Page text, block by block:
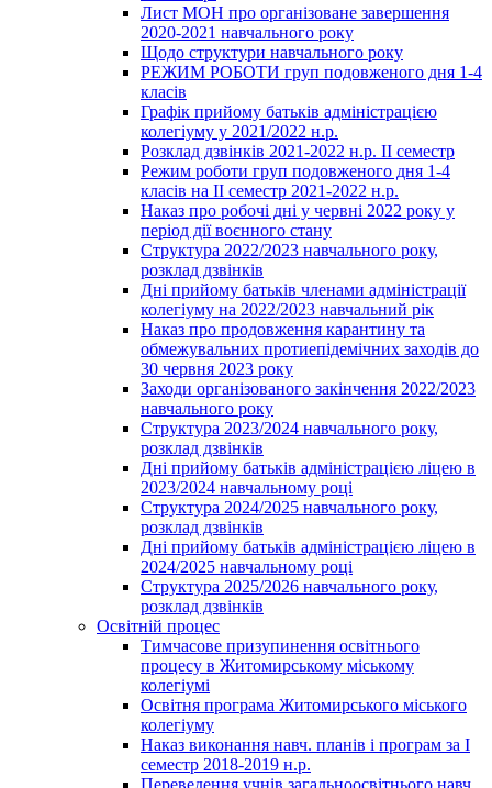
Лист МОН про організоване завершення
2020-2021 навчального року
Щодо структури навчального року
РЕЖИМ РОБОТИ груп подовженого дня 1-4
класів
Графік прийому батьків адміністрацією
колегіуму у 2021/2022 н.р.
Розклад дзвінків 2021-2022 н.р. ІІ семестр
Режим роботи груп подовженого дня 1-4
класів на ІІ семестр 2021-2022 н.р.
Наказ про робочі дні у червні 2022 року у
період дії воєнного стану
Структура 2022/2023 навчального року,
розклад дзвінків
Дні прийому батьків членами адміністрації
колегіуму на 2022/2023 навчальний рік
Наказ про продовження карантину та
обмежувальних протиепідемічних заходів до
30 червня 2023 року
Заходи організованого закінчення 2022/2023
навчального року
Структура 2023/2024 навчального року,
розклад дзвінків
Дні прийому батьків адміністрацією ліцею в
2023/2024 навчальному році
Структура 2024/2025 навчального року,
розклад дзвінків
Дні прийому батьків адміністрацією ліцею в
2024/2025 навчальному році
Структура 2025/2026 навчального року,
розклад дзвінків
Освітній процес
Тимчасове призупинення освітнього
процесу в Житомирському міському
колегіумі
Освітня програма Житомирського міського
колегіуму
Наказ виконання навч. планів і програм за І
семестр 2018-2019 н.р.
Переведення учнів загальноосвітнього навч.